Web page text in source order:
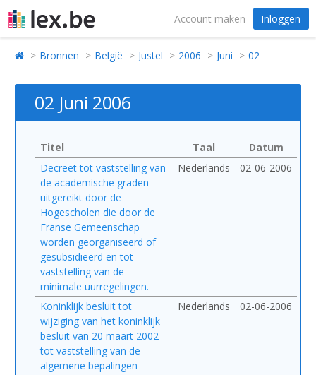
Account maken Inloggen
Bronnen België Justel 2006 Juni 02
02 Juni 2006
Titel Taal
Datum
Decreet tot vaststelling van
de academische graden
uitgereikt door de
Hogescholen die door de
Franse Gemeenschap
worden georganiseerd of
gesubsidieerd en tot
vaststelling van de
minimale uurregelingen.
Nederlands 02-06-2006
Koninklijk besluit tot
wijziging van het koninklijk
besluit van 20 maart 2002
tot vaststelling van de
algemene bepalingen
Nederlands 02-06-2006